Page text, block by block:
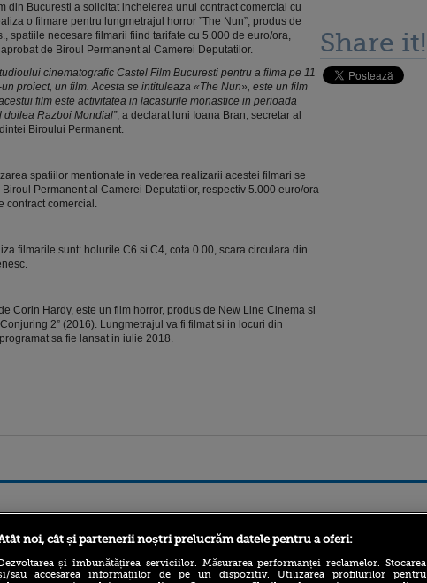
din Bucuresti a solicitat incheierea unui contract comercial cu
o filmare pentru lungmetrajul horror ”The Nun”, produs de
spatiile necesare filmarii fiind tarifate cu 5.000 de euro/ora,
de Biroul Permanent al Camerei Deputatilor.
cinematografic Castel Film Bucuresti pentru a filma pe 11
proiect, un film. Acesta se intituleaza «The Nun», este un film
film este activitatea in lacasurile monastice in perioada
Razboi Mondial”, a declarat luni Ioana Bran, secretar al
Biroului Permanent.
spatiilor mentionate in vederea realizarii acestei filmari se
Permanent al Camerei Deputatilor, respectiv 5.000 euro/ora
contract comercial.
filmarile sunt: holurile C6 si C4, cota 0.00, scara circulara din
Corin Hardy, este un film horror, produs de New Line Cinema si
2” (2016). Lungmetrajul va fi filmat si in locuri din
sa fie lansat in iulie 2018.
Share it!
Procinema.ro Sport.ro
noi, cât și partenerii noștri prelucrăm datele pentru a oferi:
și îmbunătățirea serviciilor. Măsurarea performanței reclamelor. Stocarea
sau accesarea informațiilor de pe un dispozitiv. Utilizarea profilurilor pentru